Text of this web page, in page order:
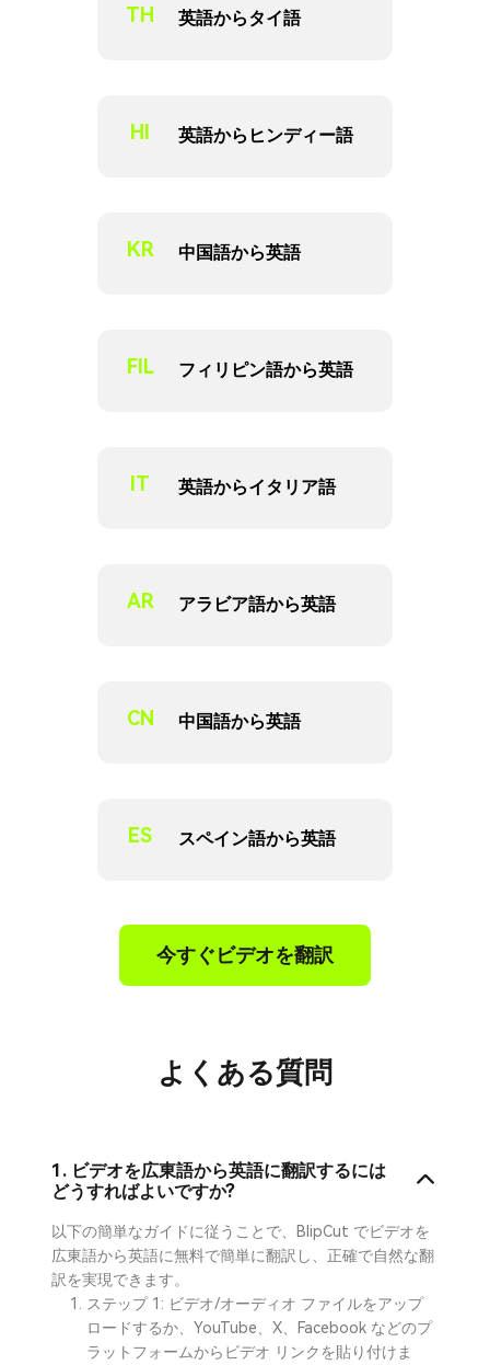
TH 英語からタイ語
HI 英語からヒンディー語
KR 中国語から英語
FIL フィリピン語から英語
IT 英語からイタリア語
AR アラビア語から英語
CN 中国語から英語
ES スペイン語から英語
今すぐビデオを翻訳
よくある質問
1. ビデオを広東語から英語に翻訳するには
どうすればよいですか?
以下の簡単なガイドに従うことで、BlipCut でビデオを
広東語から英語に無料で簡単に翻訳し、正確で自然な翻
訳を実現できます。
ステップ 1: ビデオ/オーディオ ファイルをアップ
ロードするか、YouTube、X、Facebook などのプ
ラットフォームからビデオ リンクを貼り付けま